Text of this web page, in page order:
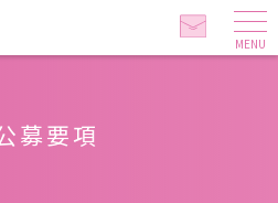
募要項
MENU